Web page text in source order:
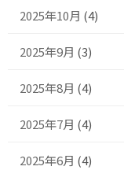
2025年10月 (4)
2025年9月 (3)
2025年8月 (4)
2025年7月 (4)
2025年6月 (4)